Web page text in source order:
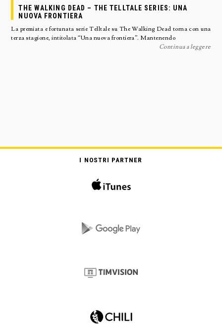
THE WALKING DEAD – THE TELLTALE SERIES: UNA
NUOVA FRONTIERA
La premiata e fortunata serie Telltale su The Walking Dead torna con una
terza stagione, intitolata “Una nuova frontiera”. Mantenendo
Continua a leggere
I NOSTRI PARTNER